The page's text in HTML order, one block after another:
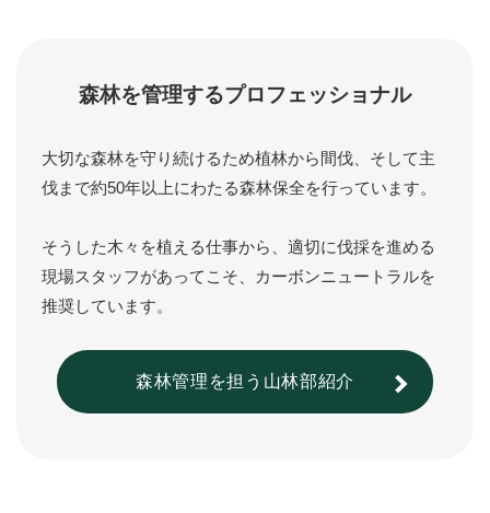
森林を管理するプロフェッショナル
大切な森林を守り続けるため植林から間伐、そして主
伐まで約50年以上にわたる森林保全を行っています。
そうした木々を植える仕事から、適切に伐採を進める
現場スタッフがあってこそ、カーボンニュートラルを
推奨しています。
森林管理を担う山林部紹介